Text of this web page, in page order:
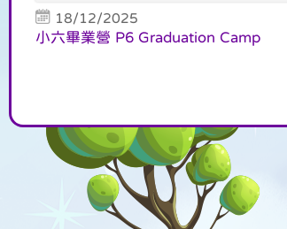
18/12/2025
小六畢業營 P6 Graduation Camp